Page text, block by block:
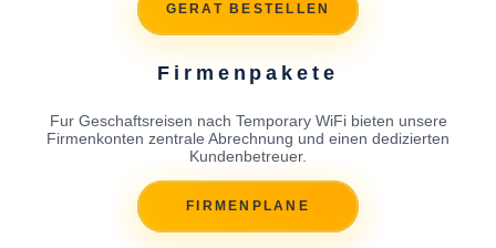
GERAT BESTELLEN
Firmenpakete
Fur Geschaftsreisen nach Temporary WiFi bieten unsere
Firmenkonten zentrale Abrechnung und einen dedizierten
Kundenbetreuer.
FIRMENPLANE